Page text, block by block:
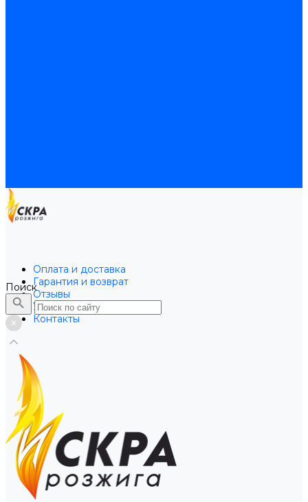
Оплата и доставка
Гарантия и возврат
Отзывы
Услуги
Контакты
Поиск